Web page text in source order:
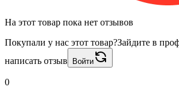
На этот товар пока нет отзывов
Покупали у нас этот товар?Зайдите в
написать отзыв
Войти
0